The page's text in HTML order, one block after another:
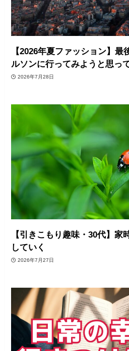
【2026年夏ファッション】最
ルソンに行ってみようと思っ
2026年7月28日
【引きこもり趣味・30代】家
していく
2026年7月27日